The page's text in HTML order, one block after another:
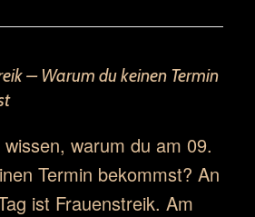
– Warum du keinen Termin
wissen, warum du am 09.
Termin bekommst? An
ist Frauenstreik. Am